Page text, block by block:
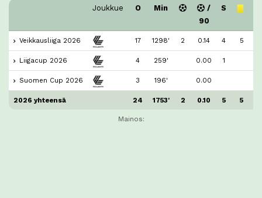
Joukkue O Min
/
90
S
Veikkausliiga 2026 17 1298' 2 0.14 4 5
Liigacup 2026 4 259' 0.00 1
Suomen Cup 2026 3 196' 0.00
2026 yhteensä 24 1753' 2 0.10 5 5
Mainos: